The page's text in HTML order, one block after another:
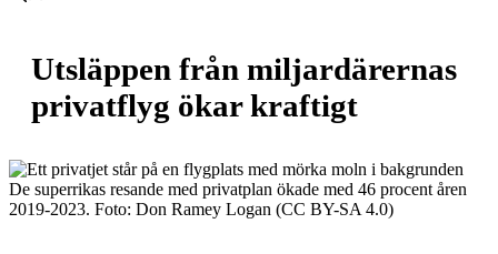
Utsläppen från miljardärernas
privatflyg ökar kraftigt
De superrikas resande med privatplan ökade med 46 procent åren
2019-2023. Foto: Don Ramey Logan (CC BY-SA 4.0)